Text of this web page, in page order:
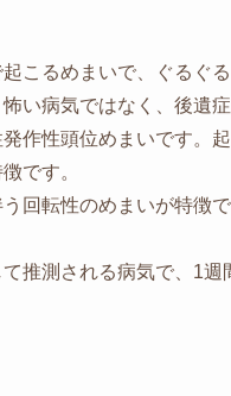
こるめまいで、ぐるぐ
い病気ではなく、後遺
作性頭位めまいです。
です。
回転性のめまいが特徴
推測される病気で、1週